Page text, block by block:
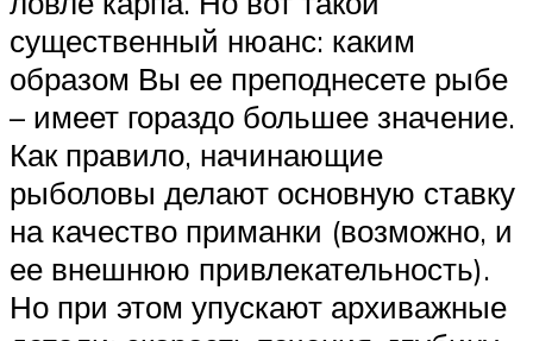
существенный нюанс: каким
образом Вы ее преподнесете рыбе
– имеет гораздо большее значение.
Как правило, начинающие
рыболовы делают основную ставку
на качество приманки (возможно, и
ее внешнюю привлекательность).
Но при этом упускают архиважные